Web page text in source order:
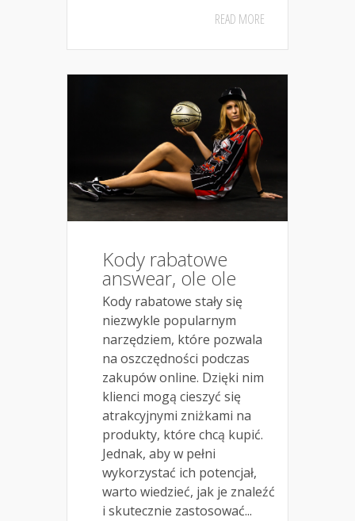
READ MORE
Kody rabatowe
answear, ole ole
Kody rabatowe stały się
niezwykle popularnym
narzędziem, które pozwala
na oszczędności podczas
zakupów online. Dzięki nim
klienci mogą cieszyć się
atrakcyjnymi zniżkami na
produkty, które chcą kupić.
Jednak, aby w pełni
wykorzystać ich potencjał,
warto wiedzieć, jak je znaleźć
i skutecznie zastosować...